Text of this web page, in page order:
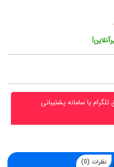
یا سامانه پشتیبانی
نظرات (0)